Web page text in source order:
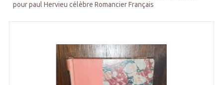
pour paul Hervieu célèbre Romancier Français